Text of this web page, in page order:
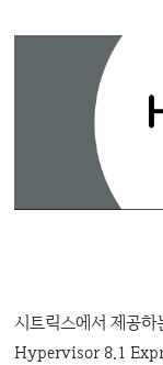
시트릭스에서 제공
Hypervisor 8.1